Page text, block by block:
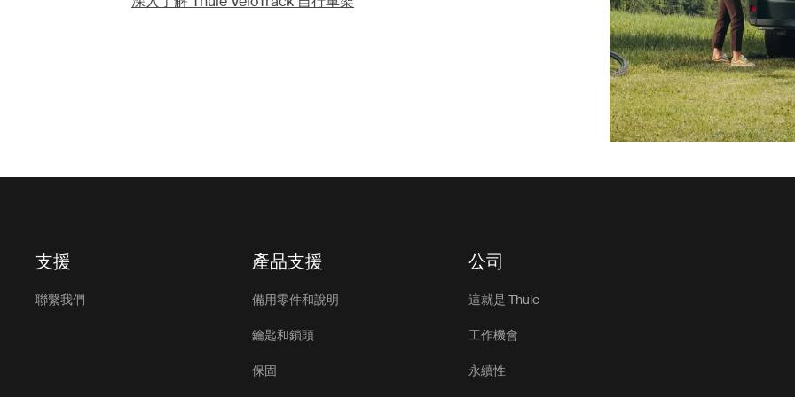
支援
聯繫我們
產品支援
備用零件和說明
鑰匙和鎖頭
保固
公司
這就是 Thule
工作機會
永續性